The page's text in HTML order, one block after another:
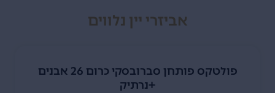
אביזרי יין נלווים
פולטקס פותחן סברובסקי כרום 26 אבנים
+נרתיק